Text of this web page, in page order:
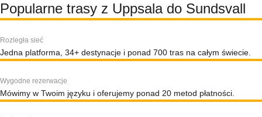
Popularne trasy z Uppsala do Sundsvall
Rozległa sieć
Jedna platforma, 34+ destynacje i ponad 700 tras na całym świecie.
Wygodne rezerwacje
Mówimy w Twoim języku i oferujemy ponad 20 metod płatności.